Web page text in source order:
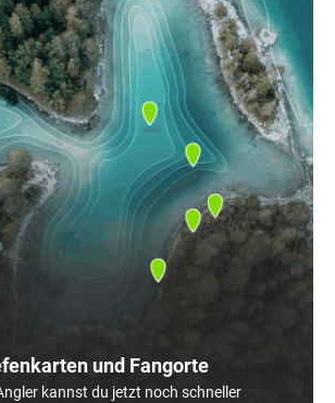
und Fangorte
kannst du jetzt noch schneller